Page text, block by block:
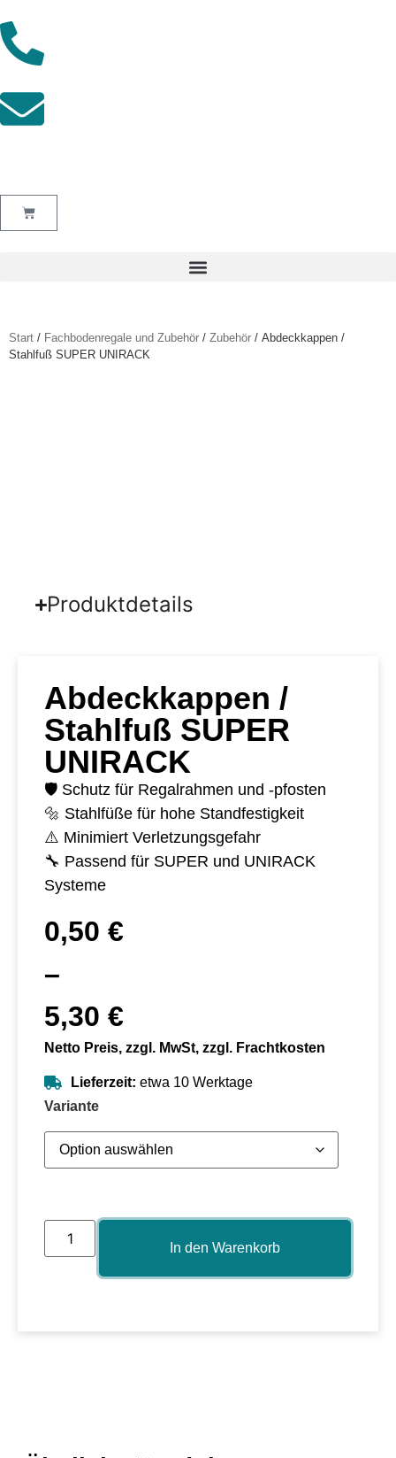
Start / Fachbodenregale und Zubehör / Zubehör / Abdeckkappen /
Stahlfuß SUPER UNIRACK
Produktdetails
Abdeckkappen /
Stahlfuß SUPER
UNIRACK
🛡️ Schutz für Regalrahmen und -pfosten
🔩 Stahlfüße für hohe Standfestigkeit
⚠️ Minimiert Verletzungsgefahr
🔧 Passend für SUPER und UNIRACK
Systeme
0,50 €
–
5,30 €
Netto Preis, zzgl. MwSt, zzgl. Frachtkosten
Lieferzeit: etwa 10 Werktage
Variante
In den Warenkorb